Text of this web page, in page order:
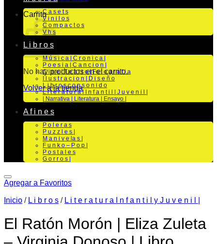
Carrito
No hay productos en el carrito.
Volver a la tienda
C a s e t s
V i n i l o s
C o m p a c t o s
V h s
L i b r o s
M ú s i c a | C r o n i c a |
P o e s i a | C a n c i o n |
C i n e | T e a t r o | Fo t o g r a f i a
I l u s t r a c i o n | D i s e ñ o
L i b r o s c o n s o n i d o
L i t e r a t u r a | I n f a n t i l | J u v e n i l |
| Narrativa | Literatura | Ensayo |
A f i n e s
P o l e r a s
P u z z l e s |
M a n i v e la s |
F u n k o – P o p |
P o s t a l e s
G o r r o s |
Agregar a Favoritos
Inicio / L i b r o s / L i t e r a t u r a I n f a n t i l y J u v e n i l |
El Ratón Morón | Eliza Zuleta